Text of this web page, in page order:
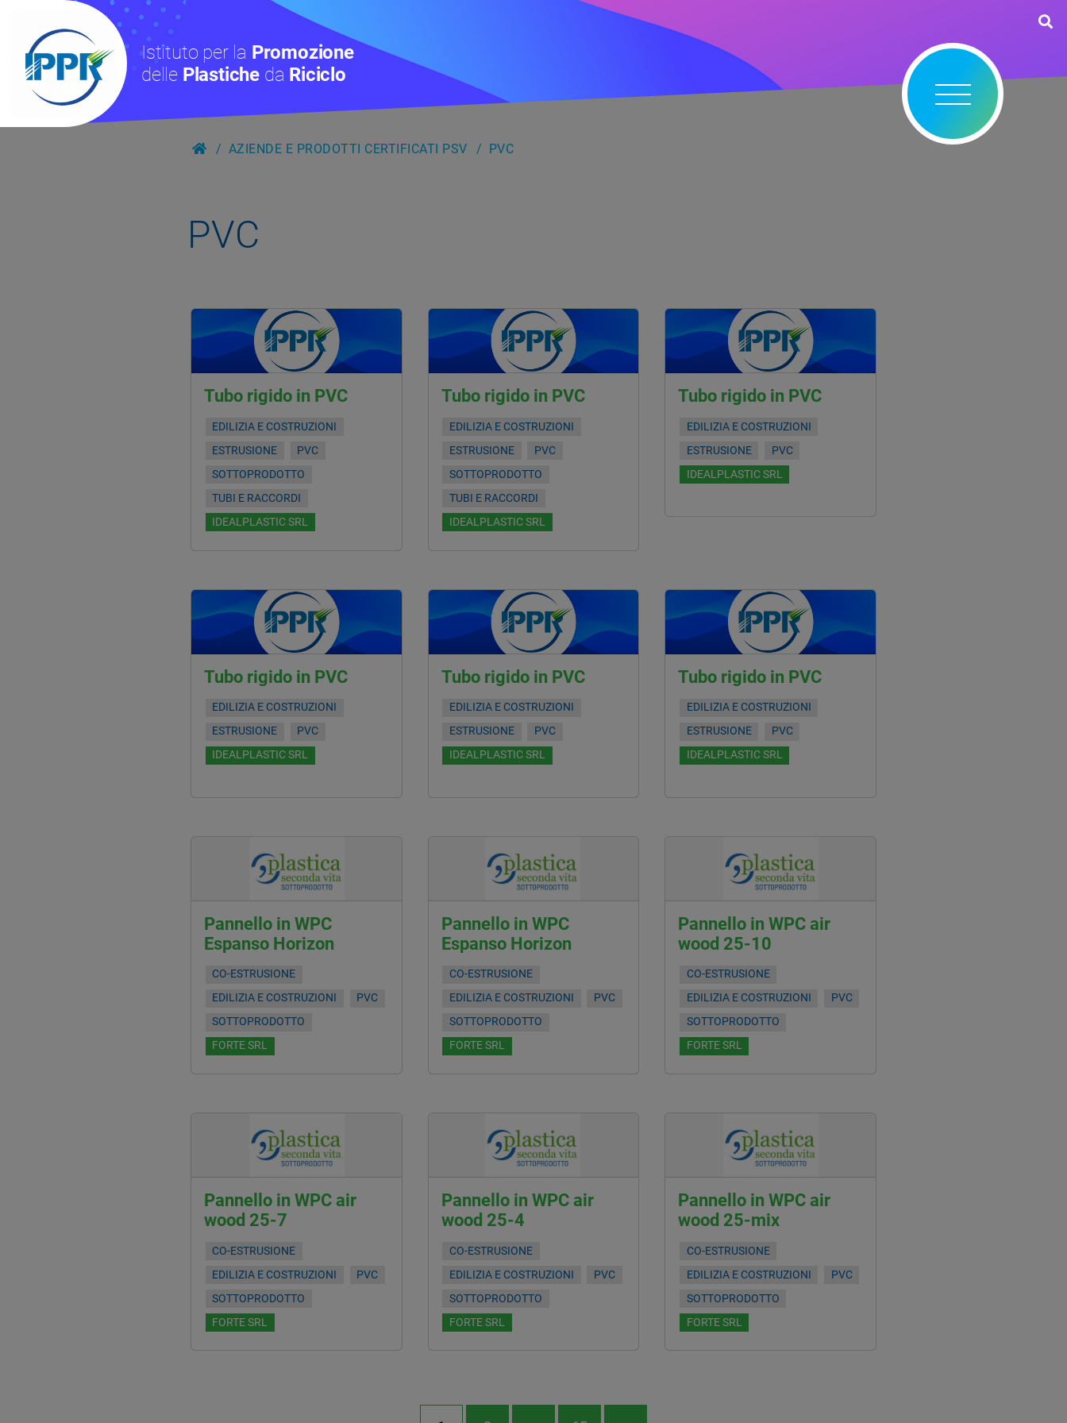
Istituto per la Promozione
delle Plastiche da Riciclo
AZIENDE E PRODOTTI CERTIFICATI PSV PVC
PVC
Tubo rigido in PVC
EDILIZIA E COSTRUZIONI
ESTRUSIONE
PVC
SOTTOPRODOTTO
TUBI E RACCORDI
IDEALPLASTIC SRL
Tubo rigido in PVC
EDILIZIA E COSTRUZIONI
ESTRUSIONE
PVC
SOTTOPRODOTTO
TUBI E RACCORDI
IDEALPLASTIC SRL
Tubo rigido in PVC
EDILIZIA E COSTRUZIONI
ESTRUSIONE
PVC
IDEALPLASTIC SRL
Tubo rigido in PVC
EDILIZIA E COSTRUZIONI
ESTRUSIONE
PVC
IDEALPLASTIC SRL
Tubo rigido in PVC
EDILIZIA E COSTRUZIONI
ESTRUSIONE
PVC
IDEALPLASTIC SRL
Tubo rigido in PVC
EDILIZIA E COSTRUZIONI
ESTRUSIONE
PVC
IDEALPLASTIC SRL
Pannello in WPC
Espanso Horizon
CO-ESTRUSIONE
EDILIZIA E COSTRUZIONI
PVC
SOTTOPRODOTTO
FORTE SRL
Pannello in WPC
Espanso Horizon
CO-ESTRUSIONE
EDILIZIA E COSTRUZIONI
PVC
SOTTOPRODOTTO
FORTE SRL
Pannello in WPC air
wood 25-10
CO-ESTRUSIONE
EDILIZIA E COSTRUZIONI
PVC
SOTTOPRODOTTO
FORTE SRL
Pannello in WPC air
wood 25-7
CO-ESTRUSIONE
EDILIZIA E COSTRUZIONI
PVC
SOTTOPRODOTTO
FORTE SRL
Pannello in WPC air
wood 25-4
CO-ESTRUSIONE
EDILIZIA E COSTRUZIONI
PVC
SOTTOPRODOTTO
FORTE SRL
Pannello in WPC air
wood 25-mix
CO-ESTRUSIONE
EDILIZIA E COSTRUZIONI
PVC
SOTTOPRODOTTO
FORTE SRL